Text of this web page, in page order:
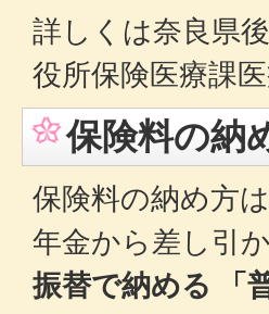
詳しくは奈良県
役所保険医療課
保険料の納
保険料の納め方
年金から差し引
振替で納める
「